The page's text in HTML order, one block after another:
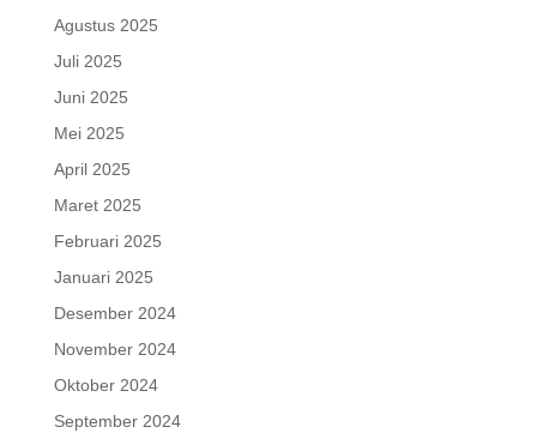
Agustus 2025
Juli 2025
Juni 2025
Mei 2025
April 2025
Maret 2025
Februari 2025
Januari 2025
Desember 2024
November 2024
Oktober 2024
September 2024